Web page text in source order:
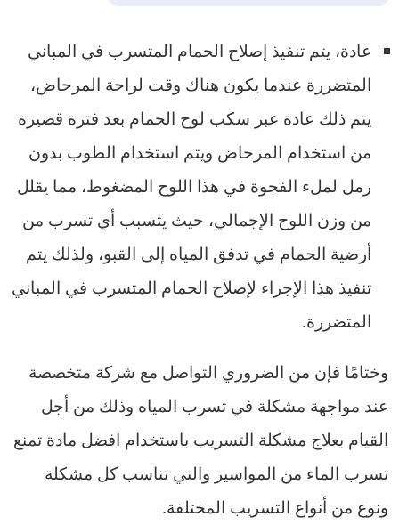
عادة، يتم تنفيذ إصلاح الحمام المتسرب في المباني
المتضررة عندما يكون هناك وقت لراحة المرحاض،
يتم ذلك عادة عبر سكب لوح الحمام بعد فترة قصيرة
من استخدام المرحاض ويتم استخدام الطوب بدون
رمل لملء الفجوة في هذا اللوح المضغوط، مما يقلل
من وزن اللوح الإجمالي، حيث يتسبب أي تسرب من
أرضية الحمام في تدفق المياه إلى القبو، ولذلك يتم
تنفيذ هذا الإجراء لإصلاح الحمام المتسرب في المباني
المتضررة.
وختامًا فإن من الضروري التواصل مع شركة متخصصة
عند مواجهة مشكلة في تسرب المياه وذلك من أجل
القيام بعلاج مشكلة التسريب باستخدام افضل مادة تمنع
تسرب الماء من المواسير والتي تناسب كل مشكلة
ونوع من أنواع التسريب المختلفة.